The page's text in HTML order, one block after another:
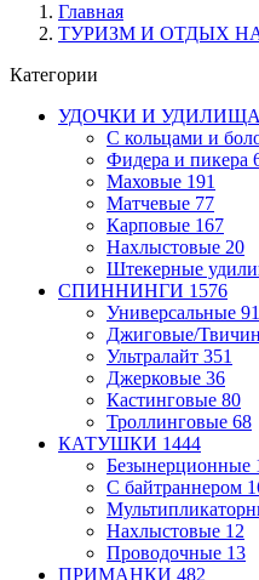
Главная
ТУРИЗМ И ОТДЫХ
Категории
УДОЧКИ И УДИЛИЩА
С кольцами и
Фидера и пикера
Маховые 191
Матчевые 77
Карповые 167
Нахлыстовые 20
Штекерные
СПИННИНГИ 1576
Универсальные
Джиговые/
Ультралайт 351
Джерковые 36
Кастинговые 80
Троллинговые 68
КАТУШКИ 1444
Безынерционные
С байтраннером
Нахлыстовые 12
Проводочные 13
ПРИМАНКИ 482